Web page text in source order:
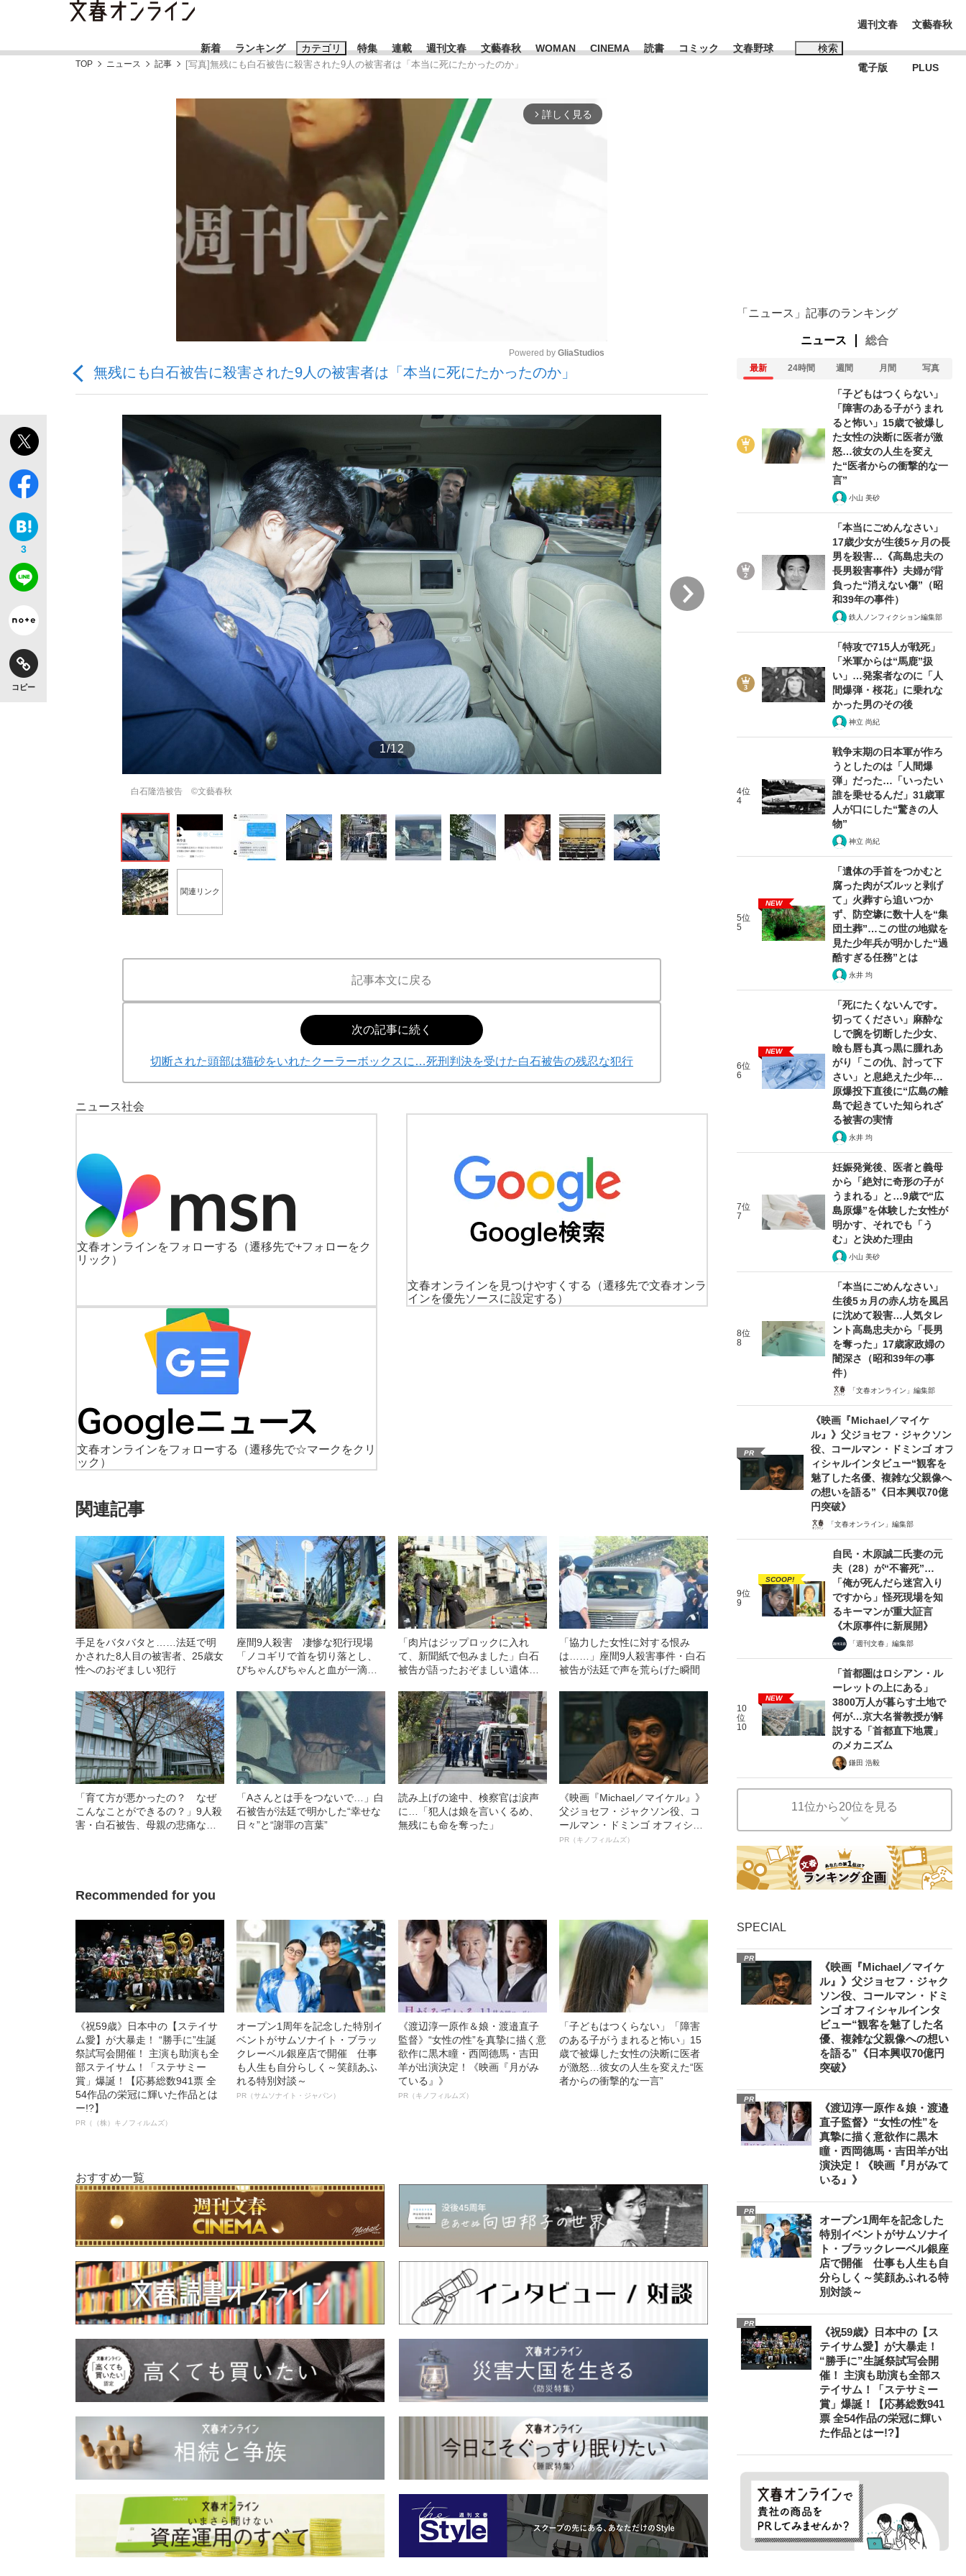
新着 ランキング カテゴリ
「90%は失敗する。でも…」本田圭佑が初めて明かした日本代表監督に...
「敗因分析は一切聞かれなかった」侍ジャパン選手が証言した“NPB聞... 「クマが悪者扱いされているのが悲しい」『北の国から』倉本聰氏（91...
「目標達成できなかったからと言って…」サッカー日本代表・森保一監督...
もっと見る
特集
キングの誕生を、目撃せよ。
the Style
もっと見る
連載 週刊文春 文藝春秋 WOMAN CINEMA 読書 コミック 文春野球 検索
おすすめのキーワードタグ一覧
#藤田晋 #三山凌輝 #高市早苗 #後藤真希
#亀和田武
週刊文春
電子版
文藝春秋
PLUS
TOP ニュース 記事 [写真]無残にも白石被告に殺害された9人の被害者は「本当に死にたかったのか」
arrow_forward_ios 詳しく見る
Mute
Powered by GliaStudios
無残にも白石被告に殺害された9人の被害者は「本当に死にたかったのか」
3
コピー
1/12
白石隆浩被告 ©文藝春秋
関連リンク
記事本文に戻る
次の記事に続く
切断された頭部は猫砂をいれたクーラーボックスに…死刑判決を受けた白石被告の残忍な犯行
ニュース社会
文春オンラインをフォローする
（遷移先で+フォローをク
リック）
文春オンラインを見つけやすくする
（遷移先で文春オンラ
インを優先ソースに設定する）
文春オンラインをフォローする
（遷移先で☆マークをクリ
ック）
関連記事
手足をバタバタと……法廷で明
かされた8人目の被害者、25歳女
性へのおぞましい犯行
座間9人殺害 凄惨な犯行現場
「ノコギリで首を切り落とし、
ぴちゃんぴちゃんと血が一滴ず
「肉片はジップロックに入れ
て、新聞紙で包みました」白石
被告が語ったおぞましい遺体解
「協力した女性に対する恨み
は……」座間9人殺害事件・白石
被告が法廷で声を荒らげた瞬間
「育て方が悪かったの？ なぜ
こんなことができるの？」9人殺
害・白石被告、母親の悲痛な叫
「Aさんとは手をつないで…」白
石被告が法廷で明かした“幸せな
日々”と“謝罪の言葉”
読み上げの途中、検察官は涙声
に…「犯人は娘を言いくるめ、
無残にも命を奪った」
《映画『Michael／マイケル』》
父ジョセフ・ジャクソン役、コ
ールマン・ドミンゴ オフィシャ
ルインタビュー“観客を魅了した
PR（キノフィルムズ）
Recommended for you
《祝59歳》日本中の【ステイサ
ム愛】が大暴走！ “勝手に”生誕
祭試写会開催！ 主演も助演も全
部ステイサム！「ステサミー
賞」爆誕！【応募総数941票 全
54作品の栄冠に輝いた作品とは
ー!?】
PR（（株）キノフィルムズ）
オープン1周年を記念した特別イ
ベントがサムソナイト・ブラッ
クレーベル銀座店で開催 仕事
も人生も自分らしく～笑顔あふ
れる特別対談～
PR（サムソナイト・ジャパン）
《渡辺淳一原作＆娘・渡邉直子
監督》“女性の性”を真摯に描く意
欲作に黒木瞳・西岡德馬・吉田
羊が出演決定！《映画『月がみ
ている』》
PR（キノフィルムズ）
「子どもはつくらない」「障害
のある子がうまれると怖い」15
歳で被爆した女性の決断に医者
が激怒…彼女の人生を変えた“医
者からの衝撃的な一言”
おすすめ一覧
「ニュース」記事のランキング
ニュース 総合
最新 24時間 週間 月間 写真
「子どもはつくらない」
「障害のある子がうまれ
ると怖い」15歳で被爆し
た女性の決断に医者が激
怒…彼女の人生を変え
た“医者からの衝撃的な一
言”
小山 美砂
「本当にごめんなさい」
17歳少女が生後5ヶ月の長
男を殺害…《高島忠夫の
長男殺害事件》夫婦が背
負った“消えない傷”（昭
和39年の事件）
鉄人ノンフィクション編集部
「特攻で715人が戦死」
「米軍からは“馬鹿”扱
い」…発案者なのに「人
間爆弾・桜花」に乗れな
かった男のその後
神立 尚紀
4位
4
戦争末期の日本軍が作ろ
うとしたのは「人間爆
弾」だった…「いったい
誰を乗せるんだ」31歳軍
人が口にした“驚きの人
物”
神立 尚紀
5位
5
NEW
「遺体の手首をつかむと
腐った肉がズルッと剥げ
て」火葬すら追いつか
ず、防空壕に数十人を“集
団土葬”…この世の地獄を
見た少年兵が明かした“過
酷すぎる任務”とは
永井 均
6位
6
NEW
「死にたくないんです。
切ってください」麻酔な
しで腕を切断した少女、
瞼も唇も真っ黒に腫れあ
がり「この仇、討って下
さい」と息絶えた少年…
原爆投下直後に“広島の離
島で起きていた知られざ
る被害の実情
永井 均
7位
7
妊娠発覚後、医者と義母
から「絶対に奇形の子が
うまれる」と…9歳で“広
島原爆”を体験した女性が
明かす、それでも「う
む」と決めた理由
小山 美砂
8位
8
「本当にごめんなさい」
生後5ヵ月の赤ん坊を風呂
に沈めて殺害…人気タレ
ント高島忠夫から「長男
を奪った」17歳家政婦の
闇深さ（昭和39年の事
件）
「文春オンライン」編集部
PR
《映画『Michael／マイケ
ル』》父ジョセフ・ジャクソン
役、コールマン・ドミンゴ オフ
ィシャルインタビュー“観客を
魅了した名優、複雑な父親像へ
の想いを語る”《日本興収70億
円突破》
「文春オンライン」編集部
9位
9
SCOOP!
自民・木原誠二氏妻の元
夫（28）が“不審死”…
「俺が死んだら迷宮入り
ですから」怪死現場を知
るキーマンが重大証言
《木原事件に新展開》
「週刊文春」編集部
10
位
10
NEW
「首都圏はロシアン・ル
ーレットの上にある」
3800万人が暮らす土地で
何が…京大名誉教授が解
説する「首都直下地震」
のメカニズム
鎌田 浩毅
11位から20位を見る
SPECIAL
PR
《映画『Michael／マイケ
ル』》父ジョセフ・ジャク
ソン役、コールマン・ドミ
ンゴ オフィシャルインタ
ビュー“観客を魅了した名
優、複雑な父親像への想い
を語る”《日本興収70億円
突破》
PR
《渡辺淳一原作＆娘・渡邉
直子監督》“女性の性”を
真摯に描く意欲作に黒木
瞳・西岡德馬・吉田羊が出
演決定！《映画『月がみて
いる』》
PR
オープン1周年を記念した
特別イベントがサムソナイ
ト・ブラックレーベル銀座
店で開催 仕事も人生も自
分らしく～笑顔あふれる特
別対談～
PR
《祝59歳》日本中の【ス
テイサム愛】が大暴走！
“勝手に”生誕祭試写会開
催！ 主演も助演も全部ス
テイサム！「ステサミー
賞」爆誕！【応募総数941
票 全54作品の栄冠に輝い
た作品とはー!?】